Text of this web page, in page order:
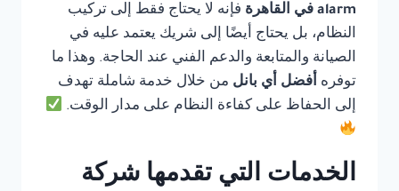
alarm في القاهرة
فإنه لا يحتاج فقط إلى تركيب
النظام، بل يحتاج أيضًا إلى شريك يعتمد عليه في
الصيانة والمتابعة والدعم الفني عند الحاجة. وهذا ما
توفره أفضل أي بانل من خلال خدمة شاملة تهدف
إلى الحفاظ على كفاءة النظام على مدار الوقت.
الخدمات التي تقدمها شركة